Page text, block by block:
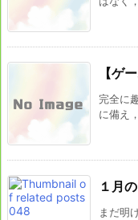
【ゲ
完全に
に備え
１月
まだ明